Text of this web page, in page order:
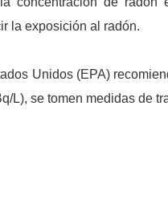
la exposición al radón.
Unidos (EPA)
L), se tomen medidas de